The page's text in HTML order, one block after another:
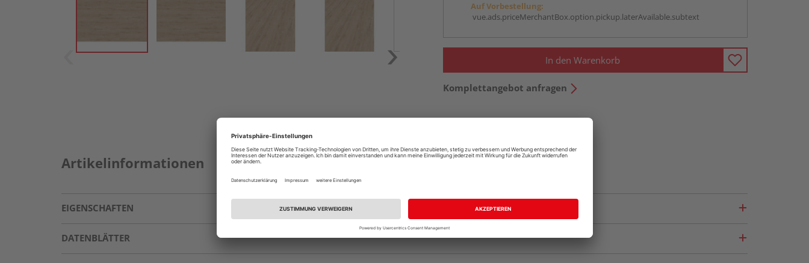
Auf Vorbestellung:
vue.ads.priceMerchantBox.option.pickup.laterAvailable.subtext
In den Warenkorb
Komplettangebot anfragen
Artikelinformationen
EIGENSCHAFTEN
DATENBLÄTTER